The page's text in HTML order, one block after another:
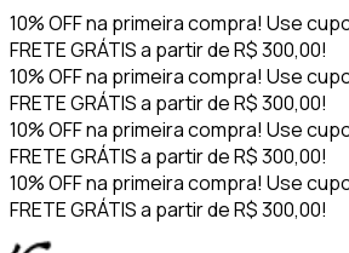
10% OFF na primeira compra! Use
FRETE GRÁTIS a partir de R$ 300,00!
10% OFF na primeira compra! Use
FRETE GRÁTIS a partir de R$ 300,00!
10% OFF na primeira compra! Use
FRETE GRÁTIS a partir de R$ 300,00!
10% OFF na primeira compra! Use
FRETE GRÁTIS a partir de R$ 300,00!